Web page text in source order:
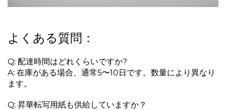
よくある質問：
Q: 配達時間はどれくらいですか?
A: 在庫がある場合、通常5〜10日です。数量により異なり
ます。
Q: 昇華転写用紙も供給していますか？